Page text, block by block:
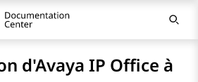
d'Avaya IP Office à